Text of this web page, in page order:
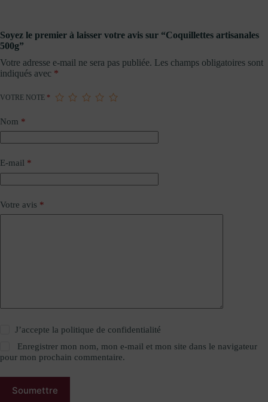
Soyez le premier à laisser votre avis sur “Coquillettes artisanales
500g”
Votre adresse e-mail ne sera pas publiée. Les champs obligatoires sont
indiqués avec *
VOTRE NOTE *
Nom *
E-mail *
Votre avis *
J’accepte la politique de confidentialité
Enregistrer mon nom, mon e-mail et mon site dans le navigateur
pour mon prochain commentaire.
Soumettre